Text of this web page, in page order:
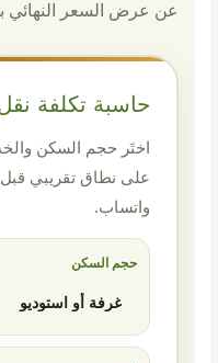
عن عرض السعر النهائي
حاسبة تكلفة
اختَر حجم السكن
على نطاق تقريبي
واتساب.
حجم السكن